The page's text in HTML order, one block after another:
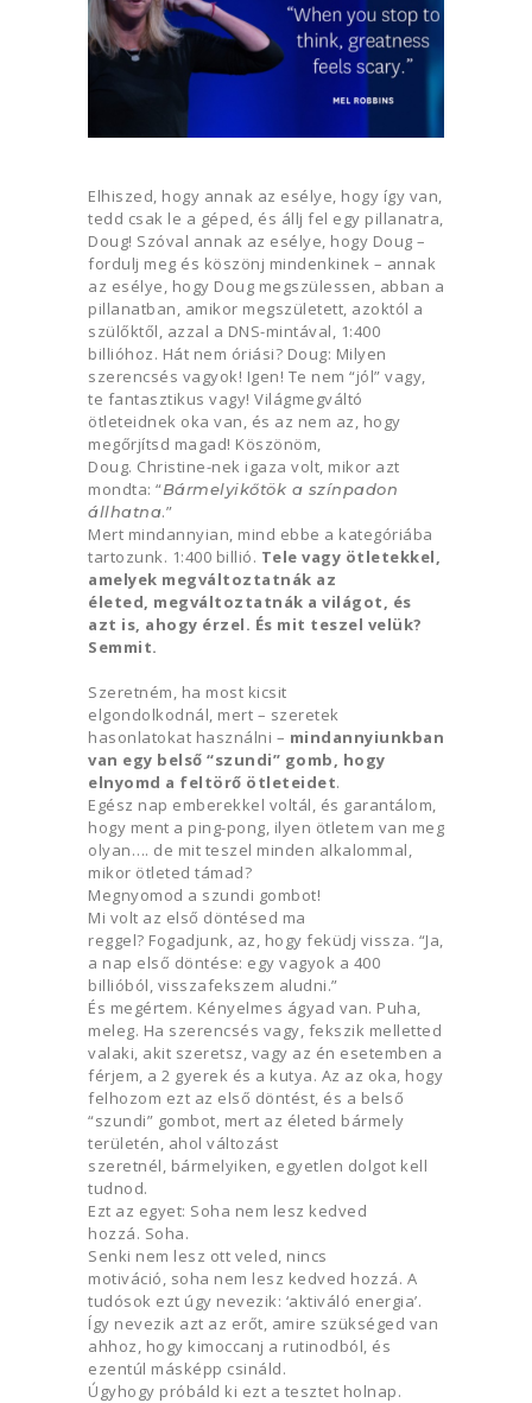
Elhiszed, hogy annak az esélye, hogy így van,
tedd csak le a géped, és állj fel egy pillanatra,
Doug! Szóval annak az esélye, hogy Doug –
fordulj meg és köszönj mindenkinek – annak
az esélye, hogy Doug megszülessen, abban a
pillanatban, amikor megszületett, azoktól a
szülőktől, azzal a DNS-mintával, 1:400
billióhoz. Hát nem óriási? Doug: Milyen
szerencsés vagyok! Igen! Te nem “jól” vagy,
te fantasztikus vagy! Világmegváltó
ötleteidnek oka van, és az nem az, hogy
megőrjítsd magad! Köszönöm,
Doug. Christine-nek igaza volt, mikor azt
mondta: “Bármelyikőtök a színpadon
állhatna.”
Mert mindannyian, mind ebbe a kategóriába
tartozunk. 1:400 billió. Tele vagy ötletekkel,
amelyek megváltoztatnák az
életed, megváltoztatnák a világot, és
azt is, ahogy érzel. És mit teszel velük?
Semmit.
Szeretném, ha most kicsit
elgondolkodnál, mert – szeretek
hasonlatokat használni – mindannyiunkban
van egy belső “szundi” gomb, hogy
elnyomd a feltörő ötleteidet.
Egész nap emberekkel voltál, és garantálom,
hogy ment a ping-pong, ilyen ötletem van meg
olyan…. de mit teszel minden alkalommal,
mikor ötleted támad?
Megnyomod a szundi gombot!
Mi volt az első döntésed ma
reggel? Fogadjunk, az, hogy feküdj vissza. “Ja,
a nap első döntése: egy vagyok a 400
billióból, visszafekszem aludni.”
És megértem. Kényelmes ágyad van. Puha,
meleg. Ha szerencsés vagy, fekszik melletted
valaki, akit szeretsz, vagy az én esetemben a
férjem, a 2 gyerek és a kutya. Az az oka, hogy
felhozom ezt az első döntést, és a belső
“szundi” gombot, mert az életed bármely
területén, ahol változást
szeretnél, bármelyiken, egyetlen dolgot kell
tudnod.
Ezt az egyet: Soha nem lesz kedved
hozzá. Soha.
Senki nem lesz ott veled, nincs
motiváció, soha nem lesz kedved hozzá. A
tudósok ezt úgy nevezik: ‘aktiváló energia’.
Így nevezik azt az erőt, amire szükséged van
ahhoz, hogy kimoccanj a rutinodból, és
ezentúl másképp csináld.
Úgyhogy próbáld ki ezt a tesztet holnap.